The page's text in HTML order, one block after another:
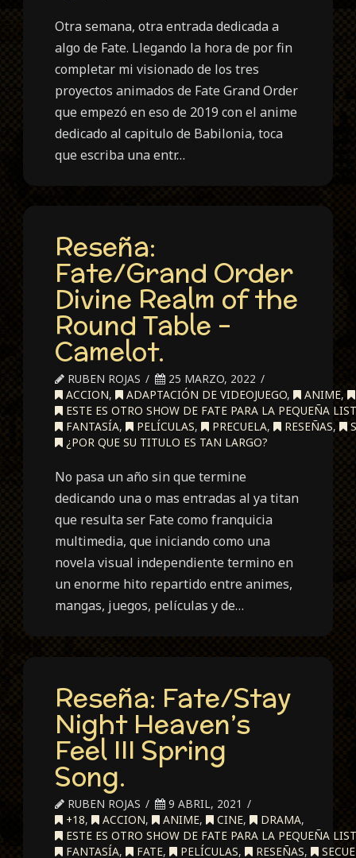
Otra semana, otra entrada dedicada a
algo de Fate. Llegando la hora de por fin
completar mi visionado de los tres
proyectos animados de Fate Grand Order
que empezó en eso de 2019 con el anime
dedicado al capitulo de Babilonia, toca
que escriba una entr…
Reseña:
Fate/Grand Order
Divine Realm of the
Round Table –
Camelot.
RUBEN ROJAS
25 MARZO, 2022
ACCION, ADAPTACIÓN DE VIDEOJUEGO, ANIME,
ESTE ES OTRO SHOW DE FATE PARA LA PEQUEÑA
FANTASÍA, PELÍCULAS, PRECUELA, RESEÑAS,
¿POR QUE SU TITULO ES TAN LARGO?
No pasa un año sin que termine
dedicando una o mas entradas al ya titan
que resulta ser Fate como franquicia
multimedia, que iniciando como una
novela visual independiente termino en
un enorme hito repartido entre animes,
mangas, juegos, películas y de…
Reseña: Fate/Stay
Night Heaven’s
Feel III Spring
Song.
RUBEN ROJAS
9 ABRIL, 2021
+18, ACCION, ANIME, CINE, DRAMA,
ESTE ES OTRO SHOW DE FATE PARA LA PEQUEÑA
FANTASÍA, FATE, PELÍCULAS, RESEÑAS,